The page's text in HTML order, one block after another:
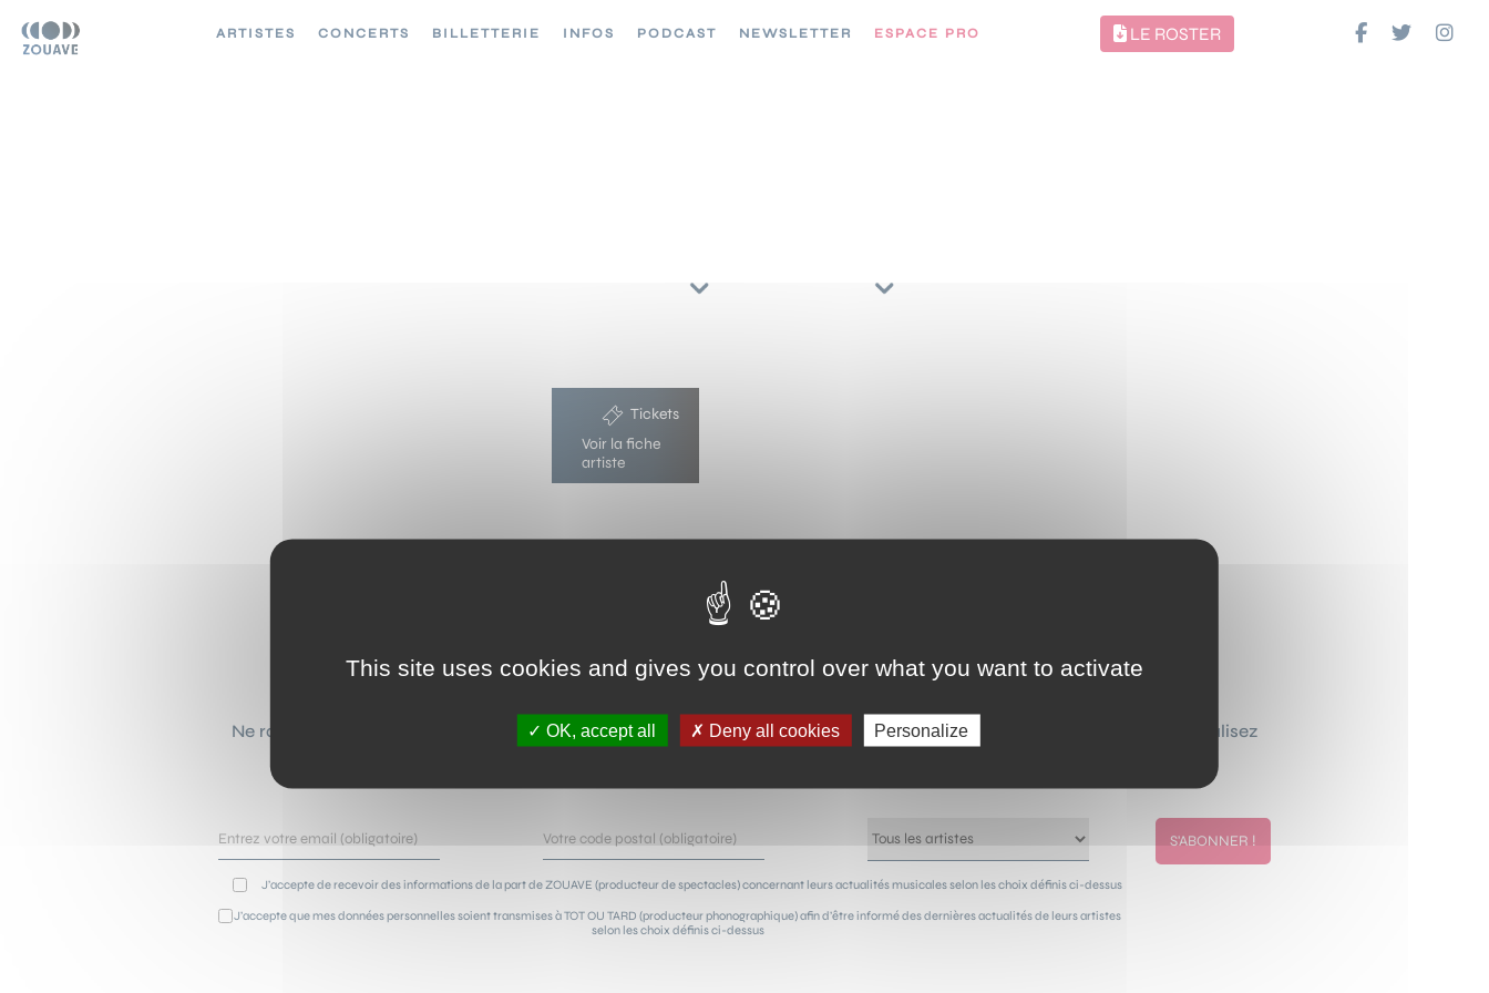
ARTISTES CONCERTS BILLETTERIE INFOS PODCAST NEWSLETTER ESPACE PRO LE ROSTER
Tickets
Voir la fiche
artiste
NEWSLETTER !
Ne ratez plus aucune actualité sur les concerts de vos artistes préférés ! Grâce à notre newsletter que vous personnalisez
selon vos goûts, vous serez les premiers avertis de leur passage à côté de chez vous.
J’accepte de recevoir des informations de la part de ZOUAVE (producteur de spectacles) concernant leurs actualités musicales selon les choix définis ci-dessus
J’accepte que mes données personnelles soient transmises à TOT OU TARD (producteur phonographique) afin d’être informé des dernières actualités de leurs artistes
selon les choix définis ci-dessus
This site uses cookies and gives you control over what you want to activate
OK, accept all Deny all cookies Personalize